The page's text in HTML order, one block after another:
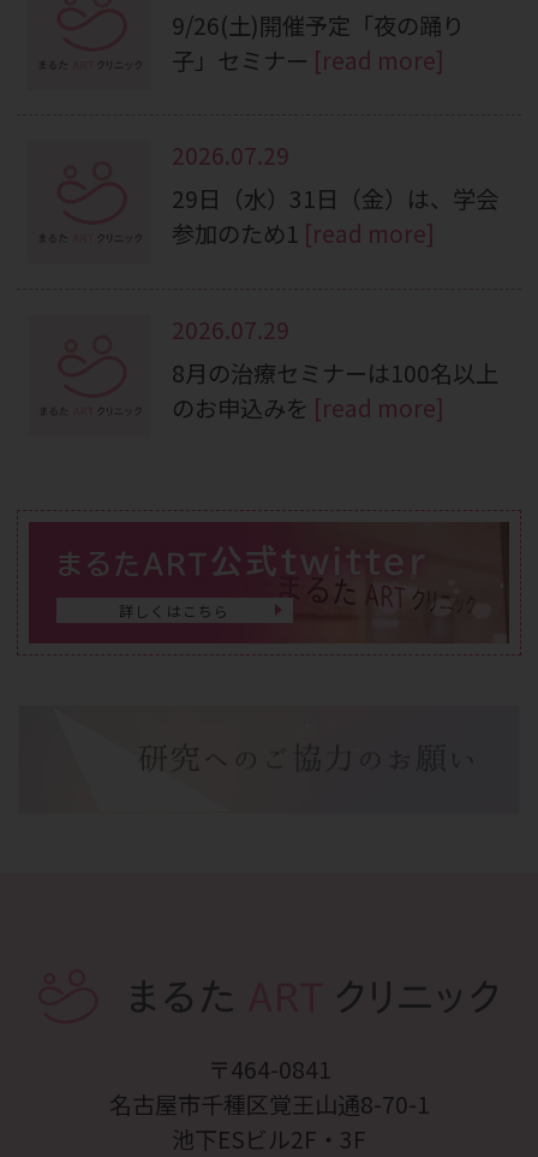
9/26(土)開催予定「夜の踊り
子」セミナー [read more]
2026.07.29
29日（水）31日（金）は、学会
参加のため1 [read more]
2026.07.29
8月の治療セミナーは100名以上
のお申込みを [read more]
まるたART 公式twitter
詳しくはこちら
〒464-0841
名古屋市千種区覚王山通8-70-1
池下ESビル2F・3F